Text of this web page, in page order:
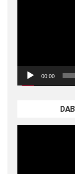
00:00